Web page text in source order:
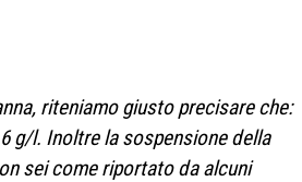
riteniamo giusto precisare che:
g/l. Inoltre la sospensione della
sei come riportato da alcuni